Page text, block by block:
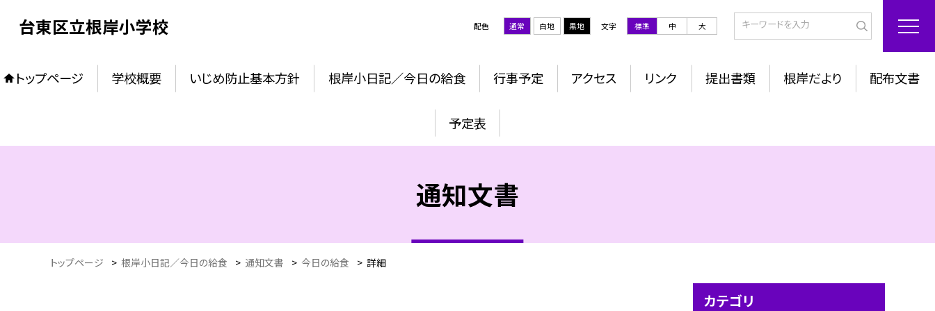
台東区立根岸小学校 配色 通常 白地 黒地 文字 標準 中 大
トップページ 学校概要 いじめ防止基本方針 根岸小日記／今日の給食 行事予定 アクセス リンク 提出書類 根岸だより 配布文書
予定表
通知文書
トップページ > 根岸小日記／今日の給食 > 通知文書 > 今日の給食 > 詳細
カテゴリ